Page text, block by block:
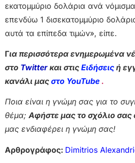
εκατομμύριο δολάρια ανά
επενδύω 1 δισεκατομμύριο
αυτά τα επίπεδα τιμών», είπε.
Για περισσότερα ενημερωμένα
στο Twitter και στις Ειδήσεις ή
κανάλι μας στο YouTube .
Ποια είναι η γνώμη σας για το
θέμα;Αφήστε μας το σχόλιο
μας ενδιαφέρει η γνώμη σας!
Αρθρογράφος: Dimitrios